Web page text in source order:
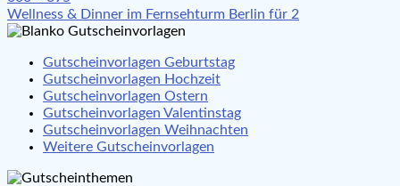
size
Beitragsnavigation
Wellness & Dinner im Fernsehturm Berlin für 2
Gutscheinvorlagen Geburtstag
Gutscheinvorlagen Hochzeit
Gutscheinvorlagen Ostern
Gutscheinvorlagen Valentinstag
Gutscheinvorlagen Weihnachten
Weitere Gutscheinvorlagen